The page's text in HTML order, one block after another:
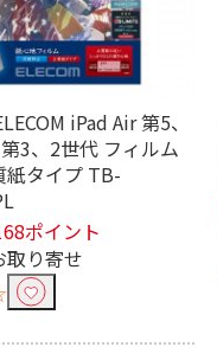
iPad Air 第5、
3、2世代 フィルム
紙タイプ TB-
ポイント
取り寄せ